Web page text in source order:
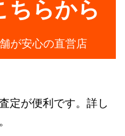
ちらから
が安心の直営店
定が便利です。詳し